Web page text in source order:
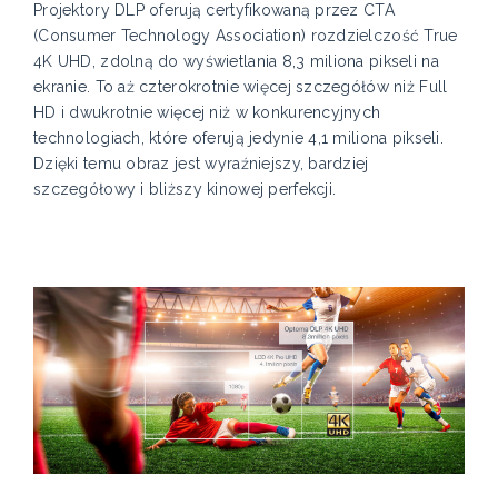
Projektory DLP oferują certyfikowaną przez CTA
(Consumer Technology Association) rozdzielczość True
4K UHD, zdolną do wyświetlania 8,3 miliona pikseli na
ekranie. To aż czterokrotnie więcej szczegółów niż Full
HD i dwukrotnie więcej niż w konkurencyjnych
technologiach, które oferują jedynie 4,1 miliona pikseli.
Dzięki temu obraz jest wyraźniejszy, bardziej
szczegółowy i bliższy kinowej perfekcji.